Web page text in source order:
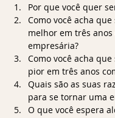
Por que você quer
Como você acha
melhor em três anos
empresária?
Como você acha
pior em três anos
Quais são as suas
para se tornar uma
O que você espera